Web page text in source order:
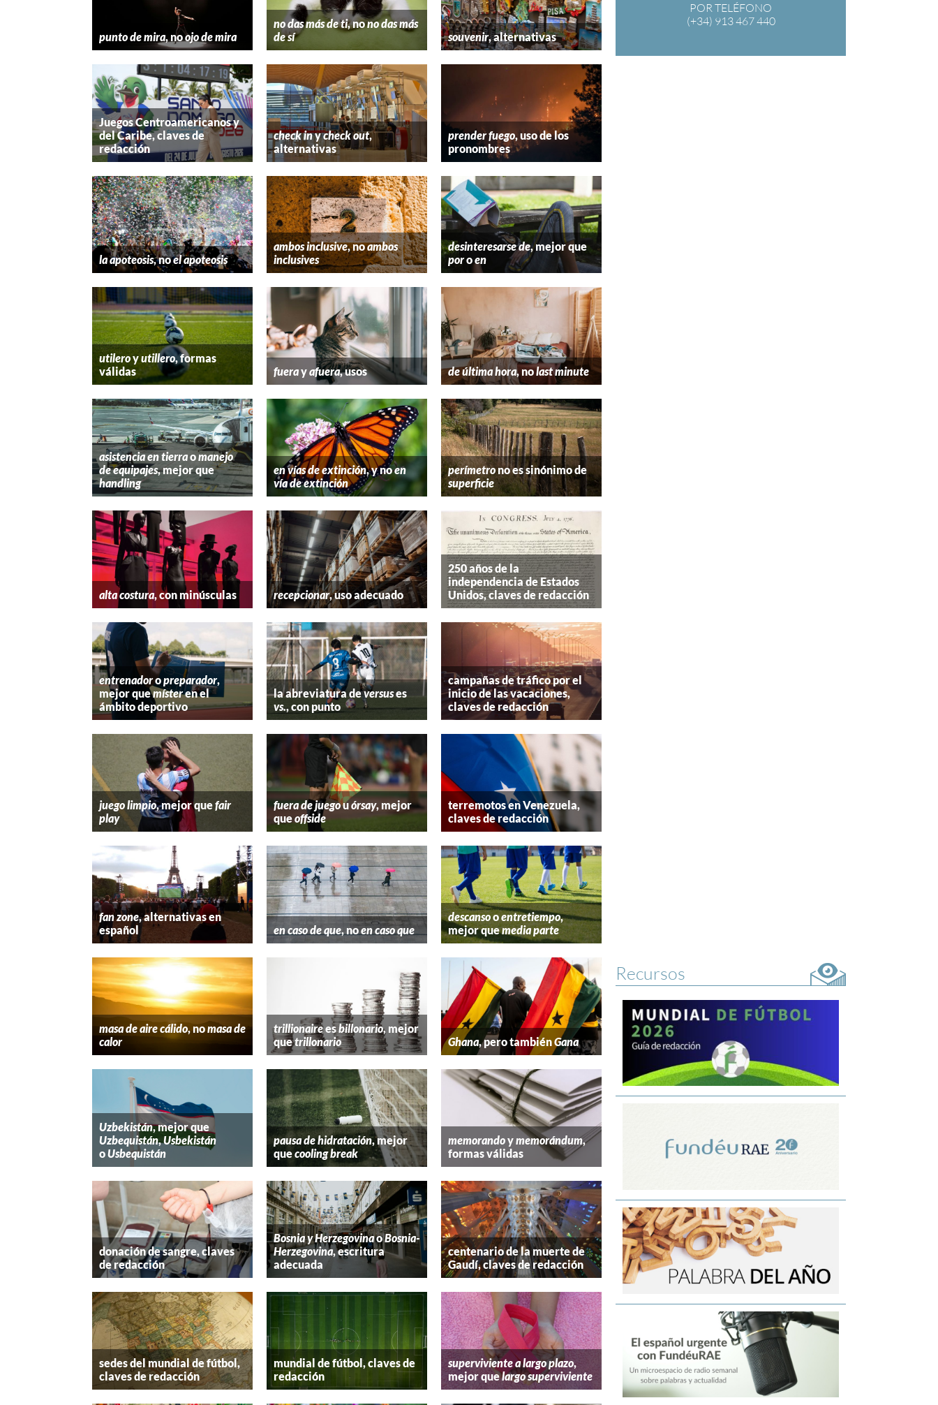
POR TELÉFONO
(+34) 913 467 440
punto de mira, noojo de mira
no das más de ti, nono das más
de sí
souvenir, alternativas
Juegos Centroamericanos y
del Caribe, claves de
redacción
check inycheck out,
alternativas
prender fuego, uso de los
pronombres
la apoteosis, noel apoteosis
ambos inclusive, noambos
inclusives
desinteresarse de, mejor que
poroen
utileroyutillero, formas
válidas
fuerayafuera, usos de última hora, nolast minute
asistencia en tierraomanejo
de equipajes, mejor que
handling
en vías de extinción, y noen
vía de extinción
perímetrono es sinónimo de
superficie
alta costura, con minúsculas recepcionar, uso adecuado
250 años de la
independencia de Estados
Unidos, claves de redacción
entrenadoropreparador,
mejor quemísteren el
ámbito deportivo
la abreviatura deversuses
vs., con punto
campañas de tráfico por el
inicio de las vacaciones,
claves de redacción
juego limpio, mejor quefair
play
fuera de juegouórsay, mejor
queoffside
terremotos en Venezuela,
claves de redacción
fan zone, alternativas en
español
en caso de que, noen caso que
descansooentretiempo,
mejor quemedia parte
masa de aire cálido, nomasa de
calor
trillionaireesbillonario, mejor
quetrillonario Ghana, pero tambiénGana
Uzbekistán, mejor que
Uzbequistán,Usbekistán
oUsbequistán
pausa de hidratación, mejor
quecooling break
memorandoymemorándum,
formas válidas
donación de sangre, claves
de redacción
Bosnia y HerzegovinaoBosnia-
Herzegovina, escritura
adecuada
centenario de la muerte de
Gaudí, claves de redacción
sedes del mundial de fútbol,
claves de redacción
mundial de fútbol, claves de
redacción
superviviente a largo plazo,
mejor quelargo superviviente
Recursos